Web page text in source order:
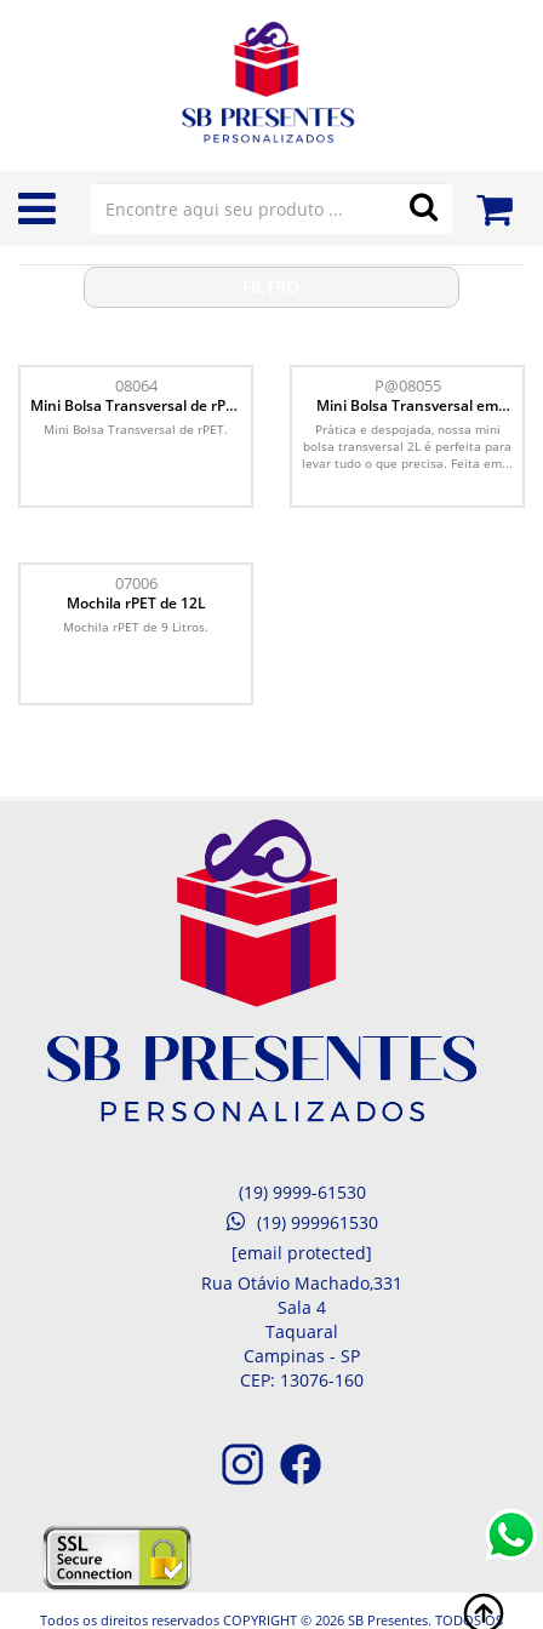
08064
Mini Bolsa Transversal de rPET
Mini Bolsa Transversal de rPET.
P@08055
Mini Bolsa Transversal em
Algodão 2L
Prática e despojada, nossa mini
bolsa transversal 2L é perfeita para
levar tudo o que precisa. Feita em...
07006
Mochila rPET de 12L
Mochila rPET de 9 Litros.
(19) 9999-61530
(19) 999961530
[email protected]
Rua Otávio Machado,331
Sala 4
Taquaral
Campinas - SP
CEP: 13076-160
Todos os direitos reservados COPYRIGHT © 2026 SB Presentes. TODOS OS